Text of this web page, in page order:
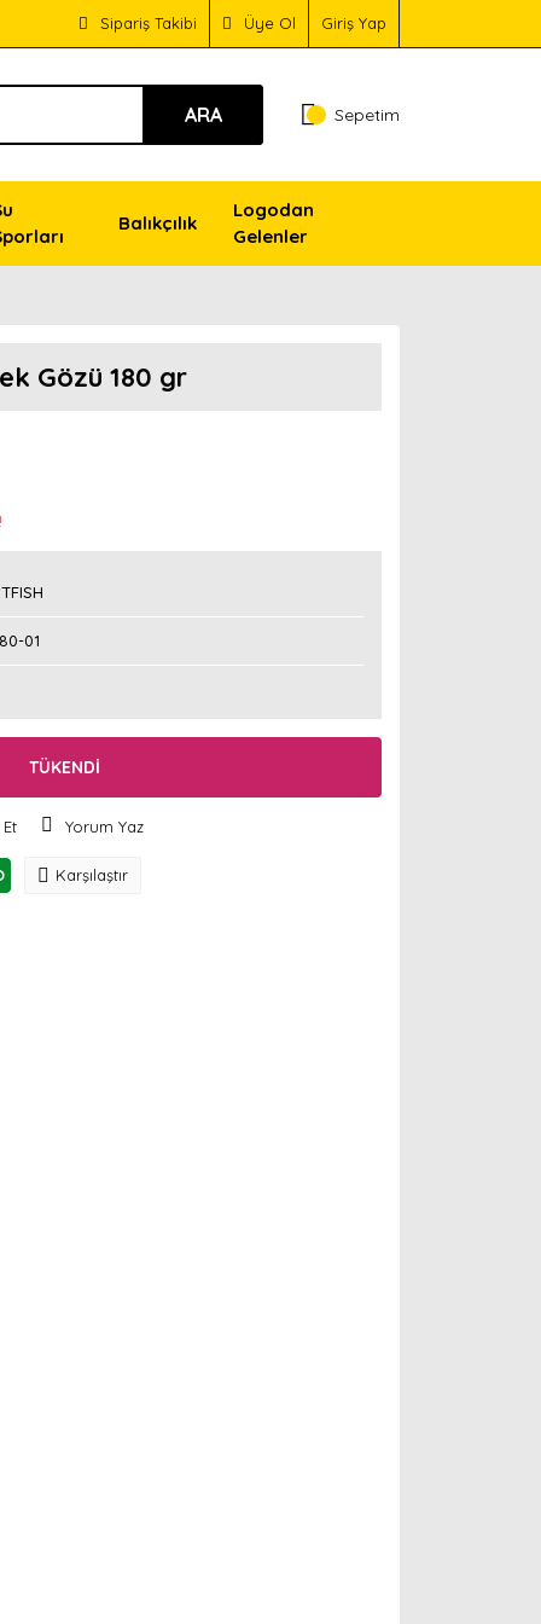
Sipariş Takibi Üye Ol Giriş Yap
ARA Sepetim
Balıkçılık
Logodan
Gelenler
Gözü 180 gr
01
TÜKENDİ
Yorum Yaz
Karşılaştır